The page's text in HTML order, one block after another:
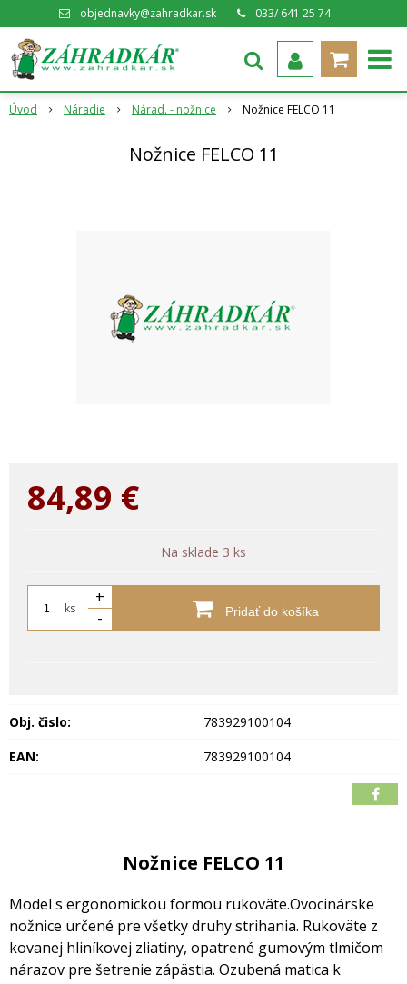
objednavky@zahradkar.sk 033/ 641 25 74
Úvod Náradie Nárad. - nožnice Nožnice FELCO 11
Nožnice FELCO 11
84,89 €
Na sklade 3 ks
ks
+
-
Pridať do košíka
Obj. čislo:
783929100104
EAN:
783929100104
Nožnice FELCO 11
Model s ergonomickou formou rukoväte.Ovocinárske
nožnice určené pre všetky druhy strihania. Rukoväte z
kovanej hliníkovej zliatiny, opatrené gumovým tlmičom
nárazov pre šetrenie zápästia. Ozubená matica k